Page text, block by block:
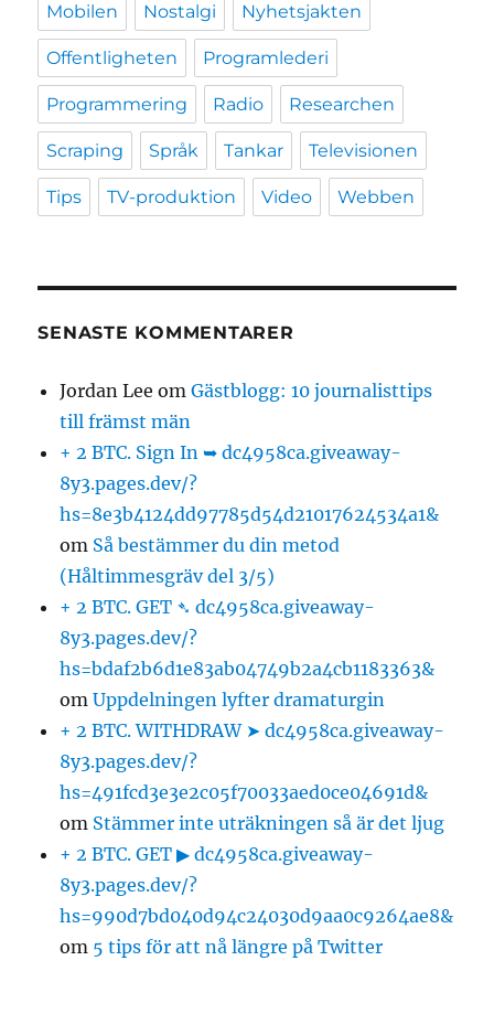
Mobilen Nostalgi Nyhetsjakten
Offentligheten Programlederi
Programmering Radio Researchen
Scraping Språk Tankar Televisionen
Tips TV-produktion Video Webben
SENASTE KOMMENTARER
Jordan Lee omGästblogg: 10 journalisttips
till främst män
+ 2 BTC. Sign In ➥ dc4958ca.giveaway-
8y3.pages.dev/?
hs=8e3b4124dd97785d54d21017624534a1&
om Så bestämmer du din metod
(Håltimmesgräv del 3/5)
+ 2 BTC. GET ➴ dc4958ca.giveaway-
8y3.pages.dev/?
hs=bdaf2b6d1e83ab04749b2a4cb1183363&
omUppdelningen lyfter dramaturgin
+ 2 BTC. WITHDRAW ➤ dc4958ca.giveaway-
8y3.pages.dev/?
hs=491fcd3e3e2c05f70033aed0ce04691d&
om Stämmer inte uträkningen så är det ljug
+ 2 BTC. GET ▶ dc4958ca.giveaway-
8y3.pages.dev/?
hs=990d7bd040d94c24030d9aa0c9264ae8&
om 5 tips för att nå längre på Twitter